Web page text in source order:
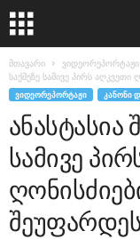
მთავარი ვიდეორეპორტაჟი
საქმეზე სამივე პირს
ᲕᲘᲓᲔᲝᲠᲔᲞᲝᲠᲢᲐᲟᲘ ᲙᲐᲜᲝᲜᲘ
ანასტასია
სამივე